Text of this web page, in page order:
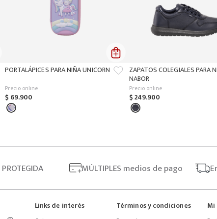
PORTALÁPICES PARA NIÑA UNICORN
Precio online
$ 69.900
ZAPATOS COLEGIALES PARA
NABOR
Precio online
$249.900
PROTEGIDA MÚLTIPLES medios de pago
Links de interés Términos y condiciones